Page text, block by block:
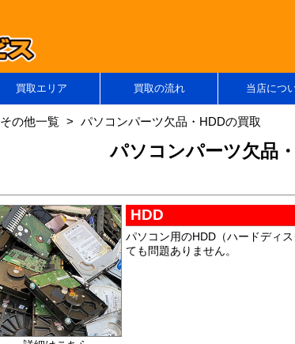
買取エリア 買取の流れ 当店につ
その他一覧 パソコンパーツ欠品・HDDの買取
パソコンパーツ欠品
HDD
パソコン用のHDD（ハードディ
ても問題ありません。